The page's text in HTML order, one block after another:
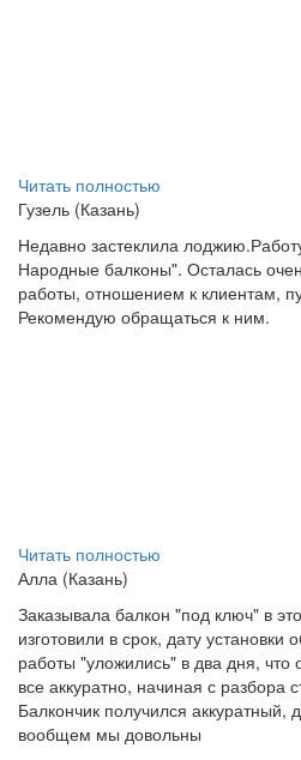
Читать полностью
Гузель (Казань)
Недавно застеклила
Народные балконы". Осталась
работы, отношением к клиентам,
Рекомендую обращаться к ним.
Читать полностью
Алла (Казань)
Заказывала балкон "под ключ" в
изготовили в срок, дату установки
работы "уложились" в два дня,
все аккуратно, начиная с разбора
Балкончик получился аккуратный,
вообщем мы довольны